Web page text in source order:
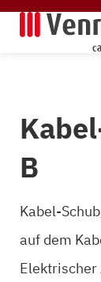
Branchen
Blog
B
Kabel-
auf dem
Elektrischer